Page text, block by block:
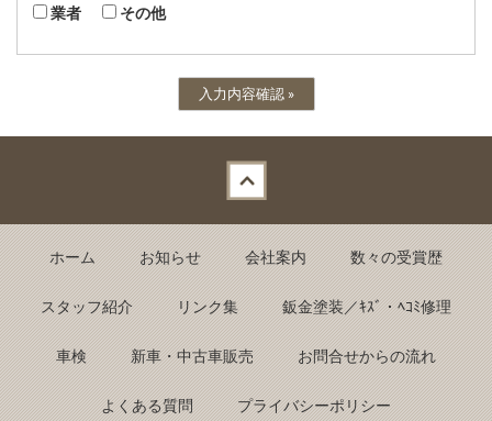
業者 その他
ホーム お知らせ 会社案内 数々の受賞歴
スタッフ紹介 リンク集 鈑金塗装／ｷｽﾞ・ﾍｺﾐ修理
車検 新車・中古車販売 お問合せからの流れ
よくある質問 プライバシーポリシー
Back to top